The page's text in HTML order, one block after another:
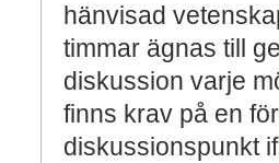
hänvisad
timmar ägnas till
diskussion varje
finns krav på en
diskussionspunkt